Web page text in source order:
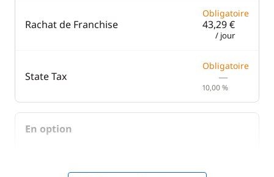
Rachat de Franchise
Obligatoire
43,29 €
/ jour
State Tax
Obligatoire
—
10,00 %
En option